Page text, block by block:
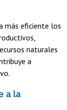
más eficiente los
naturales
a
a la